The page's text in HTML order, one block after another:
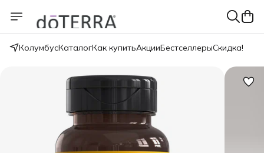
КолумбусКаталогКак купитьАкцииБестселлерыСкидка!